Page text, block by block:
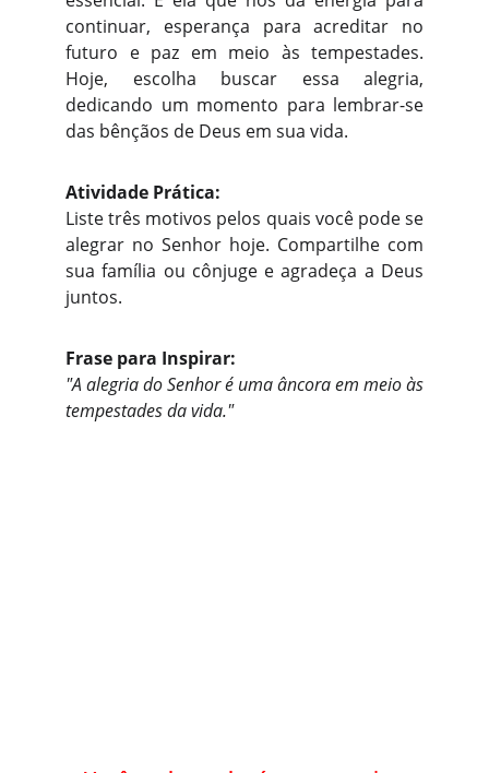
continuar, esperança para acreditar no
futuro e paz em meio às tempestades.
Hoje, escolha buscar essa alegria,
dedicando um momento para lembrar-se
das bênçãos de Deus em sua vida.
Atividade Prática:
Liste três motivos pelos quais você pode se
alegrar no Senhor hoje. Compartilhe com
sua família ou cônjuge e agradeça a Deus
juntos.
Frase para Inspirar:
"A alegria do Senhor é uma âncora em meio às
tempestades da vida."